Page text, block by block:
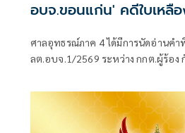
อบจ.ขอนแก่น' คดีใบเหลื
ศาลอุทธรณ์ภาค 4 ได้มีการนัดอ่านค
ลต.อบจ.1/2569 ระหว่าง กกต.ผู้ร้อง
บริหารท้องถิ่น (ขอให้มีการเลือกตั้ง